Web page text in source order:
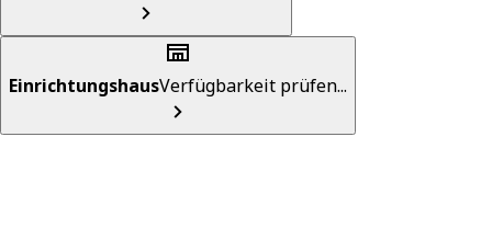
EinrichtungshausVerfügbarkeit prüfen...